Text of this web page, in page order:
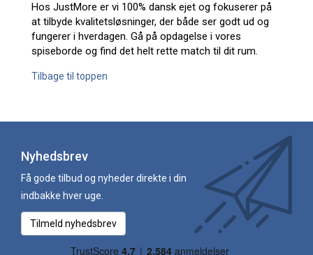
Hos JustMore er vi 100% dansk ejet og fokuserer på
at tilbyde kvalitetsløsninger, der både ser godt ud og
fungerer i hverdagen. Gå på opdagelse i vores
spiseborde og find det helt rette match til dit rum.
Tilbage til toppen
Nyhedsbrev
Få gode tilbud og nyheder direkte i din
indbakke hver uge.
Tilmeld nyhedsbrev